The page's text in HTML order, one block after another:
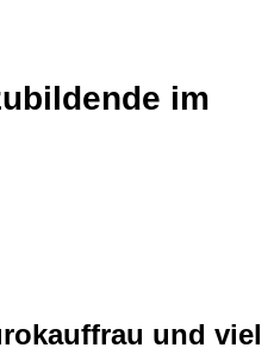
im
und viel